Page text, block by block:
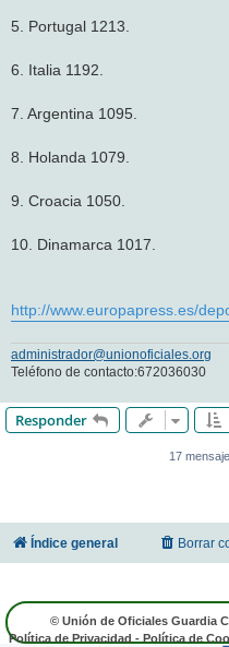
5. Portugal 1213.
6. Italia 1192.
7. Argentina 1095.
8. Holanda 1079.
9. Croacia 1050.
10. Dinamarca 1017.
http://www.europapress.es/
administrador@unionoficiales.org
Teléfono de contacto:672036030
Responder
17
Índice general Borrar
© Unión de Oficiales Guardia
Política de Privacidad - Política de